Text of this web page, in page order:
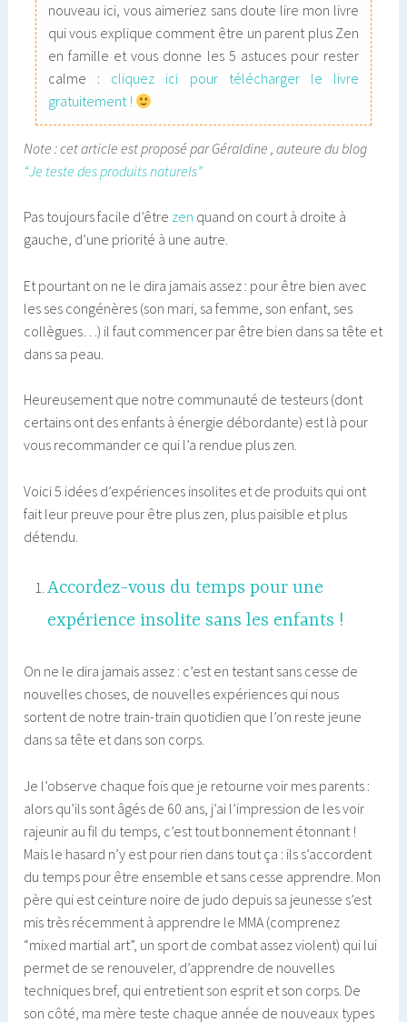
nouveau ici, vous aimeriez sans doute lire mon livre
qui vous explique comment être un parent plus Zen
en famille et vous donne les 5 astuces pour rester
calme : cliquez ici pour télécharger le livre
gratuitement !
Note : cet article est proposé par Géraldine , auteure du blog
“Je teste des produits naturels”
Pas toujours facile d’être zen quand on court à droite à
gauche, d’une priorité à une autre.
Et pourtant on ne le dira jamais assez : pour être bien avec
les ses congénères (son mari, sa femme, son enfant, ses
collègues…) il faut commencer par être bien dans sa tête et
dans sa peau.
Heureusement que notre communauté de testeurs (dont
certains ont des enfants à énergie débordante) est là pour
vous recommander ce qui l’a rendue plus zen.
Voici 5 idées d’expériences insolites et de produits qui ont
fait leur preuve pour être plus zen, plus paisible et plus
détendu.
Accordez-vous du temps pour une
expérience insolite sans les enfants !
On ne le dira jamais assez : c’est en testant sans cesse de
nouvelles choses, de nouvelles expériences qui nous
sortent de notre train-train quotidien que l’on reste jeune
dans sa tête et dans son corps.
Je l’observe chaque fois que je retourne voir mes parents :
alors qu’ils sont âgés de 60 ans, j’ai l’impression de les voir
rajeunir au fil du temps, c’est tout bonnement étonnant !
Mais le hasard n’y est pour rien dans tout ça : ils s’accordent
du temps pour être ensemble et sans cesse apprendre. Mon
père qui est ceinture noire de judo depuis sa jeunesse s’est
mis très récemment à apprendre le MMA (comprenez
“mixed martial art”, un sport de combat assez violent) qui lui
permet de se renouveler, d’apprendre de nouvelles
techniques bref, qui entretient son esprit et son corps. De
son côté, ma mère teste chaque année de nouveaux types